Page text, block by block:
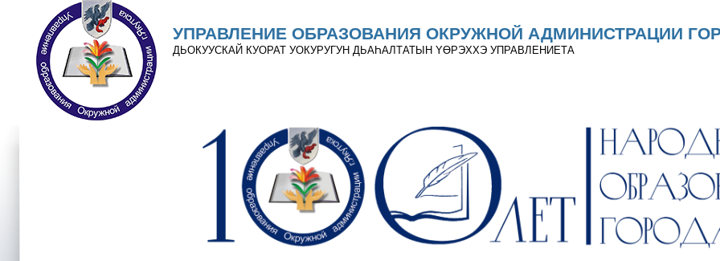
Перейти к основному содержанию
Skip to search
УПРАВЛЕНИЕ ОБРАЗОВАНИЯ ОКРУЖНОЙ АДМИНИСТРАЦИИ
ДЬОКУУСКАЙ КУОРАТ УОКУРУГУН ДЬАҺАЛТАТЫН YӨРЭХХЭ УПРАВЛЕНИЕТА